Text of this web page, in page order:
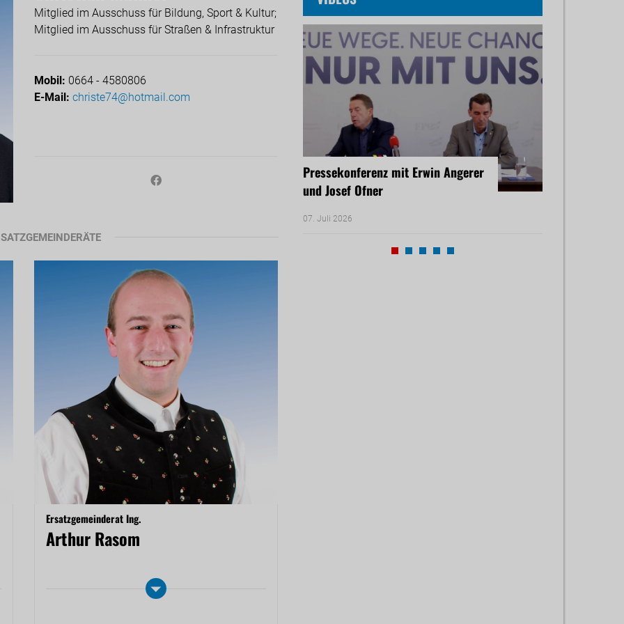
Mitglied im Ausschuss für Bildung, Sport & Kultur;
Mitglied im Ausschuss für Straßen & Infrastruktur
Mobil: 0664 - 4580806
E-Mail: christe74@hotmail.com
Ersatzgemeinderat Ing.
Arthur Rasom
Pressekonferenz mit Erwin Angerer
und Josef Ofner
07. Juli 2026
Michael Reiner